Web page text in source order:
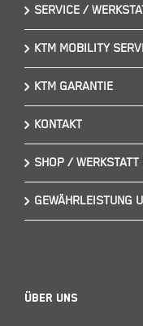
SERVICE /
KTM MOBILITY
KTM GARANTIE
KONTAKT
SHOP / WERKSTATT
GEWÄHRLEISTUNG
Über Uns